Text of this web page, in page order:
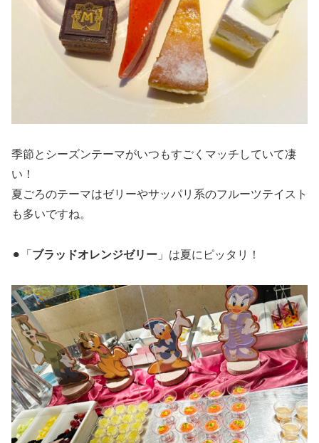
季節とシーズンテーマがいつもすごくマッチしていて凄
い！
夏ごろのテーマはゼリーやサッパリ系のフルーツテイスト
も多いですね。
⚫︎「 ブラッドオレンジゼリー 」は夏にピッタリ！